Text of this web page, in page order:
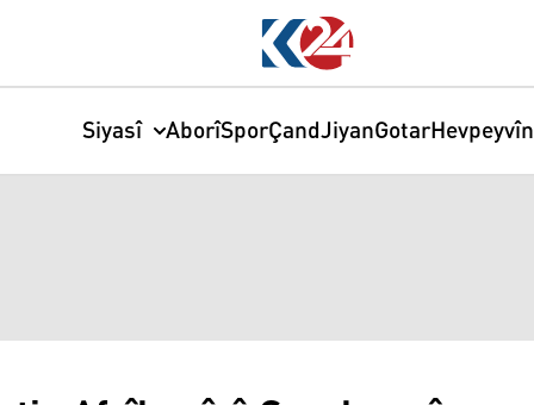
Siyasî AborîSporÇandJiyanGotarHevpeyvîn